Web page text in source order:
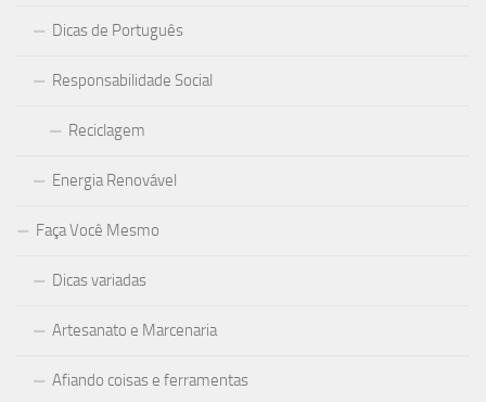
Dicas de Português
Responsabilidade Social
Reciclagem
Energia Renovável
Faça Você Mesmo
Dicas variadas
Artesanato e Marcenaria
Afiando coisas e ferramentas